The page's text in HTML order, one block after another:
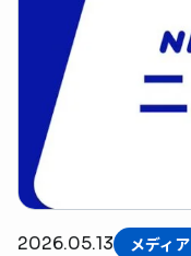
2026.05.13 メディア